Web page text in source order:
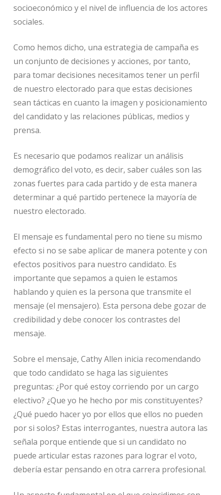
socioeconómico y el nivel de influencia de los actores
sociales.
Como hemos dicho, una estrategia de campaña es
un conjunto de decisiones y acciones, por tanto,
para tomar decisiones necesitamos tener un perfil
de nuestro electorado para que estas decisiones
sean tácticas en cuanto la imagen y posicionamiento
del candidato y las relaciones públicas, medios y
prensa.
Es necesario que podamos realizar un análisis
demográfico del voto, es decir, saber cuáles son las
zonas fuertes para cada partido y de esta manera
determinar a qué partido pertenece la mayoría de
nuestro electorado.
El mensaje es fundamental pero no tiene su mismo
efecto si no se sabe aplicar de manera potente y con
efectos positivos para nuestro candidato. Es
importante que sepamos a quien le estamos
hablando y quien es la persona que transmite el
mensaje (el mensajero). Esta persona debe gozar de
credibilidad y debe conocer los contrastes del
mensaje.
Sobre el mensaje, Cathy Allen inicia recomendando
que todo candidato se haga las siguientes
preguntas: ¿Por qué estoy corriendo por un cargo
electivo? ¿Que yo he hecho por mis constituyentes?
¿Qué puedo hacer yo por ellos que ellos no pueden
por si solos? Estas interrogantes, nuestra autora las
señala porque entiende que si un candidato no
puede articular estas razones para lograr el voto,
debería estar pensando en otra carrera profesional.